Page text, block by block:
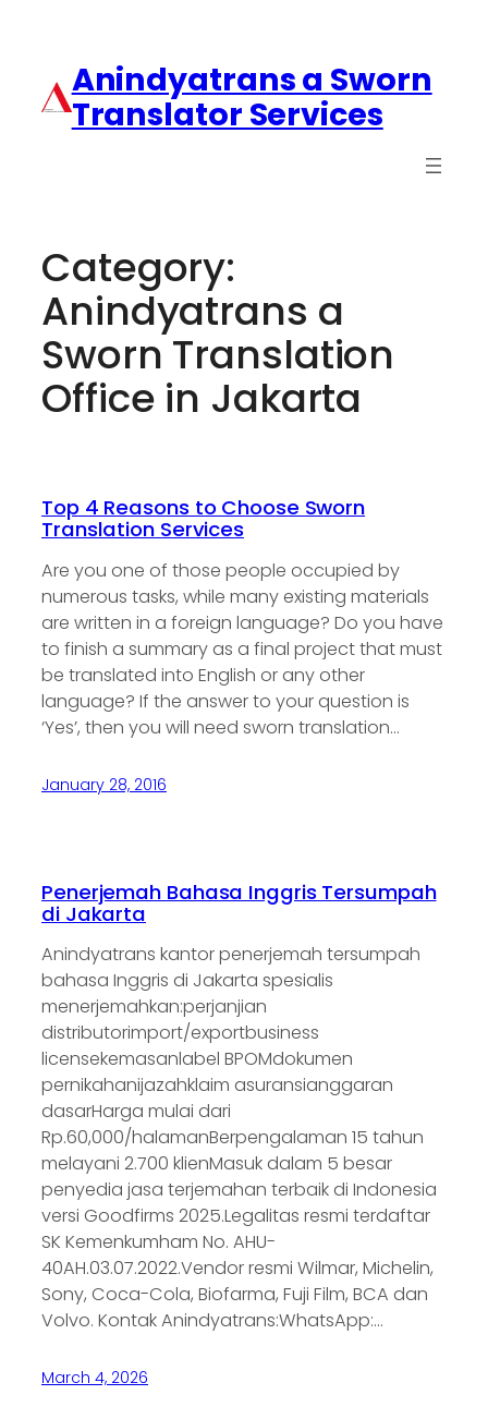
Anindyatrans a Sworn
Translator Services
Category:
Anindyatrans a
Sworn Translation
Office in Jakarta
Top 4 Reasons to Choose Sworn
Translation Services
Are you one of those people occupied by
numerous tasks, while many existing materials
are written in a foreign language? Do you have
to finish a summary as a final project that must
be translated into English or any other
language? If the answer to your question is
‘Yes’, then you will need sworn translation…
January 28, 2016
Penerjemah Bahasa Inggris Tersumpah
di Jakarta
Anindyatrans kantor penerjemah tersumpah
bahasa Inggris di Jakarta spesialis
menerjemahkan:perjanjian
distributorimport/exportbusiness
licensekemasanlabel BPOMdokumen
pernikahanijazahklaim asuransianggaran
dasarHarga mulai dari
Rp.60,000/halamanBerpengalaman 15 tahun
melayani 2.700 klienMasuk dalam 5 besar
penyedia jasa terjemahan terbaik di Indonesia
versi Goodfirms 2025.Legalitas resmi terdaftar
SK Kemenkumham No. AHU-
40AH.03.07.2022.Vendor resmi Wilmar, Michelin,
Sony, Coca-Cola, Biofarma, Fuji Film, BCA dan
Volvo. Kontak Anindyatrans:WhatsApp:…
March 4, 2026